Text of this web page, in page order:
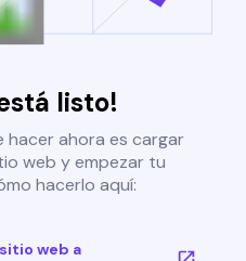
listo!
hacer ahora es cargar
web y empezar tu
hacerlo aquí:
web a